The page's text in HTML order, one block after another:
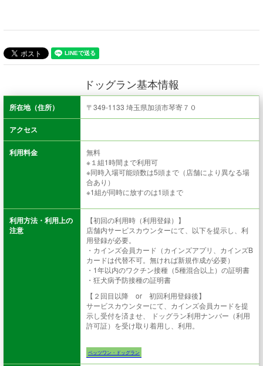
ドッグラン基本情報
所在地（住所） 〒349-1133 埼玉県加須市琴寄７０
アクセス
利用料金
無料
※１組1時間まで利用可
※同時入場可能頭数は5頭まで（店舗により異なる場
合あり）
※1組が同時に放すのは1頭まで
利用方法・利用上の
注意
【初回の利用時（利用登録）】
店舗内サービスカウンターにて、以下を提示し、利
用登録が必要。
・カインズ会員カード（カインズアプリ、カインズB
カードは代替不可。無ければ新規作成が必要）
・1年以内のワクチン接種（5種混合以上）の証明書
・狂犬病予防接種の証明書
【２回目以降 or 初回利用登録後】
サービスカウンターにて、カインズ会員カードを提
示し受付を済ませ、 ドッグラン利用ナンバー（利用
許可証）を受け取り着用し、利用。
ペッツワン・ドッグラン